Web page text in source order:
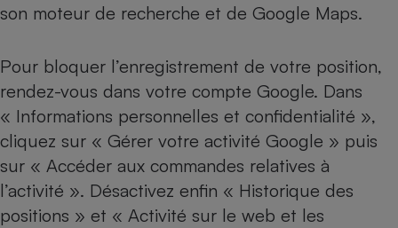
son moteur de recherche et de Google Maps.
Pour bloquer l’enregistrement de votre position,
rendez-vous dans votre compte Google. Dans
« Informations personnelles et confidentialité »,
cliquez sur « Gérer votre activité Google » puis
sur « Accéder aux commandes relatives à
l’activité ». Désactivez enfin « Historique des
positions » et « Activité sur le web et les
Cafetière à expressos